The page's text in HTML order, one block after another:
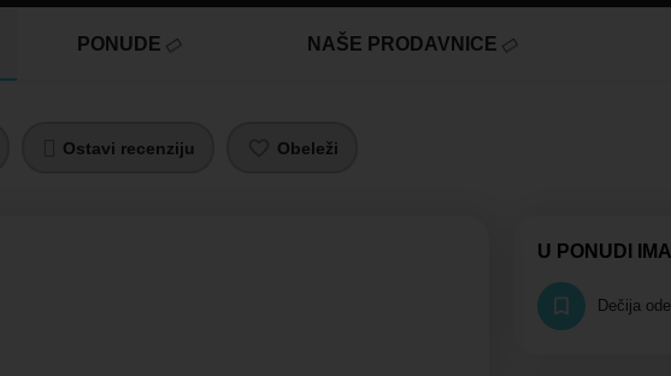
PONUDE NAŠE PRODAVNICE
Ostavi recenziju Obeleži
U PONUDI
Dečija